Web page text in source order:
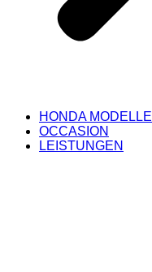
HONDA MODELLE
OCCASION
LEISTUNGEN